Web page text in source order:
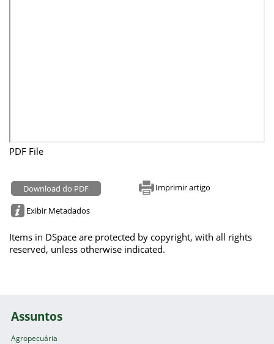
PDF File
Download do PDF Imprimir artigo
Exibir Metadados
Items in DSpace are protected by copyright, with all rights
reserved, unless otherwise indicated.
Assuntos
Agropecuária